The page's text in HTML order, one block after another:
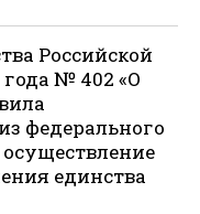
Российской
года № 402 «О
федерального
единства